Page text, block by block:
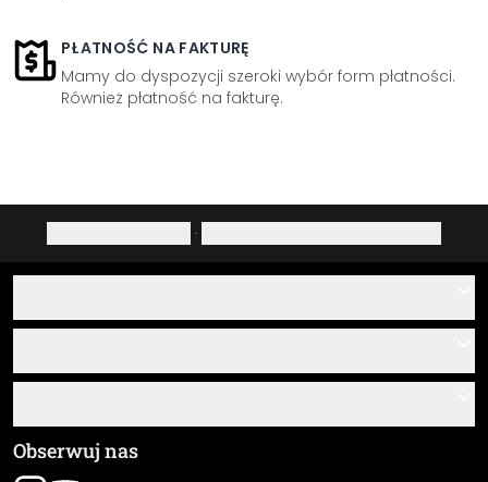
PŁATNOŚĆ NA FAKTURĘ
Mamy do dyspozycji szeroki wybór form płatności.
Również płatność na fakturę.
·
O nas
Przegląd materiałów
Śledzenie przesyłki
Ogólne Warunki Handlowe (OWH)
Obserwuj nas